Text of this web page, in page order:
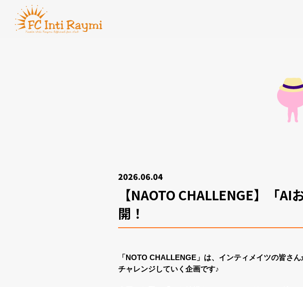
2026.06.04
【NAOTO CHALLENGE】「
開！
「NOTO CHALLENGE」は、インティメイツの皆さ
チャレンジしていく企画です♪